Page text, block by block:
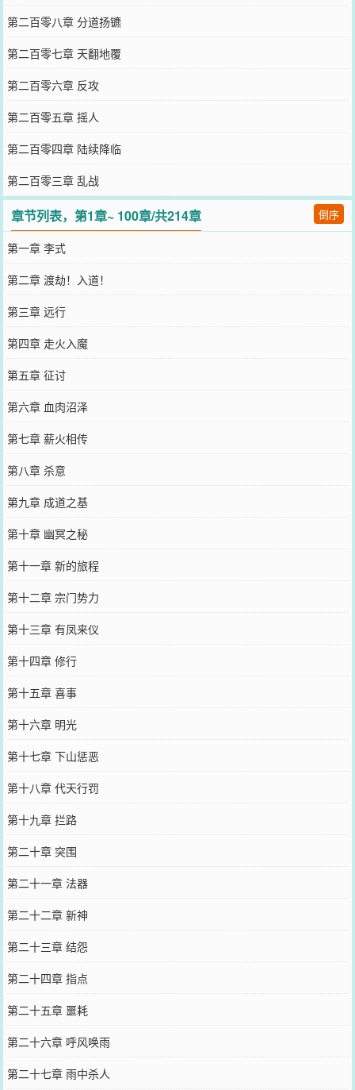
第二百零八章 分道扬镳
第二百零七章 天翻地覆
第二百零六章 反攻
第二百零五章 摇人
第二百零四章 陆续降临
第二百零三章 乱战
章节列表，第1章~ 100章/共214章 倒序
第一章 李式
第二章 渡劫！入道！
第三章 远行
第四章 走火入魔
第五章 征讨
第六章 血肉沼泽
第七章 薪火相传
第八章 杀意
第九章 成道之基
第十章 幽冥之秘
第十一章 新的旅程
第十二章 宗门势力
第十三章 有凤来仪
第十四章 修行
第十五章 喜事
第十六章 明光
第十七章 下山惩恶
第十八章 代天行罚
第十九章 拦路
第二十章 突围
第二十一章 法器
第二十二章 新神
第二十三章 结怨
第二十四章 指点
第二十五章 噩耗
第二十六章 呼风唤雨
第二十七章 雨中杀人